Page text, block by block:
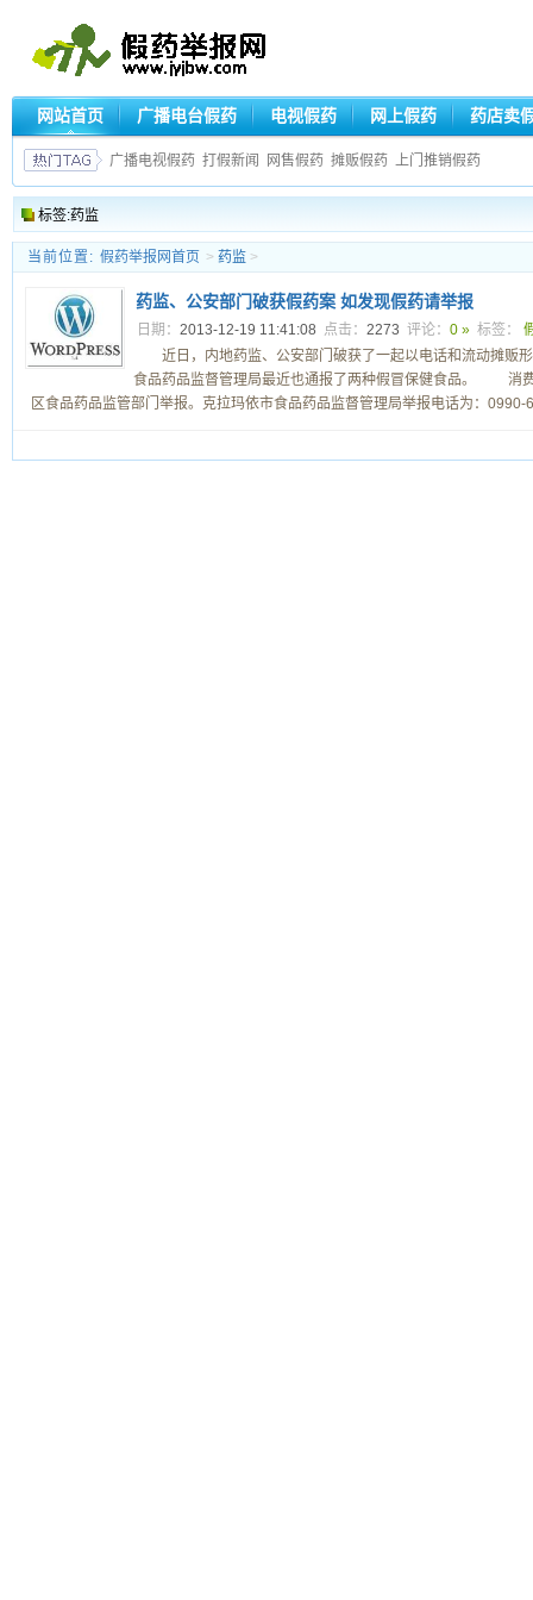
网站首页 广播电台假药 电视假药 网上假药 药店卖
广播电视假药 打假新闻 网售假药 摊贩假药 上门推销假药
标签:药监
当前位置: 假药举报网首页 > 药监 >
药监、公安部门破获假药案 如发现假药请举报
日期： 2013-12-19 11:41:08 点击： 2273 评论： 0 » 标签：
近日，内地药监、公安部门破获了一起以电话和流动摊贩
食品药品监督管理局最近也通报了两种假冒保健食品。 消
区食品药品监管部门举报。克拉玛依市食品药品监督管理局举报电话为：0990-